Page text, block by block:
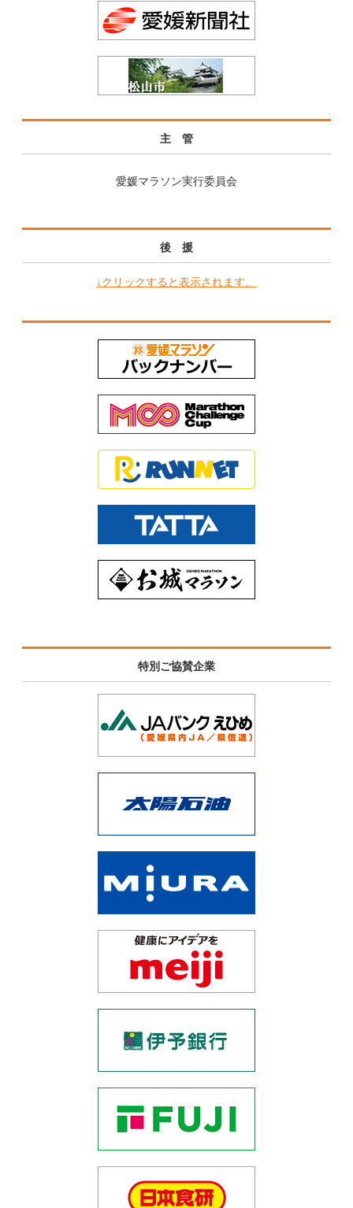
主 管
愛媛マラソン実行委員会
後 援
↓クリックすると表示されます。
愛媛県観光物産協会
愛媛県商工会議所連合会
愛媛経済同友会
松山青年会議所
松山観光コンベンション協会
愛媛県旅館ホテル生活衛生同業組合
道後温泉旅館協同組合
松山ホテル協会
松山市小学校体育連盟
松山市中学校体育連盟
松山市医師会
愛媛県ハイヤー・タクシー協会
愛媛県トラック協会
愛媛県バス協会
愛媛県遊技業協同組合
松山市スポーツ推進委員協議会
ＮＨＫ松山放送局
テレビ愛媛
愛媛朝日テレビ
ＦＭ愛媛
愛媛ＣＡＴＶ
特別ご協賛企業